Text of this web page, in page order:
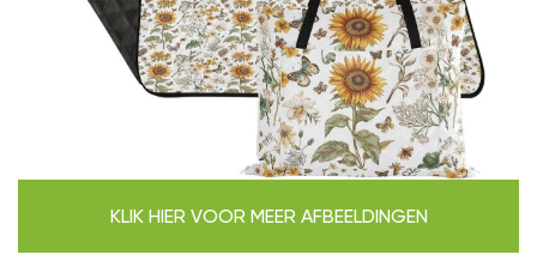
KLIK HIER VOOR MEER AFBEELDINGEN